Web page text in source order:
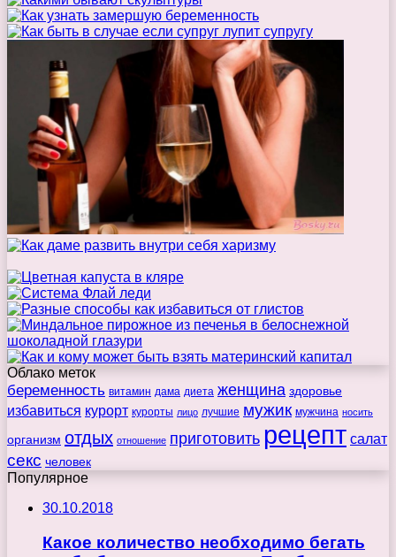
Облако меток
беременность витамин дама диета женщина здоровье
избавиться курорт курорты лицо лучшие мужик мужчина носить
организм отдых отношение приготовить рецепт салат
секс человек
Популярное
30.10.2018
Какое количество необходимо бегать